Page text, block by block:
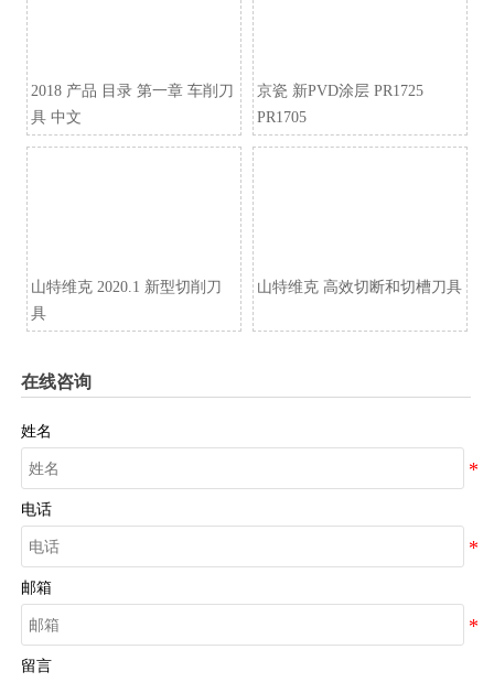
2018 产品 目录 第一章 车削刀
具 中文
京瓷 新PVD涂层 PR1725
PR1705
山特维克 2020.1 新型切削刀
具
山特维克 高效切断和切槽刀具
在线咨询
姓名
电话
邮箱
留言